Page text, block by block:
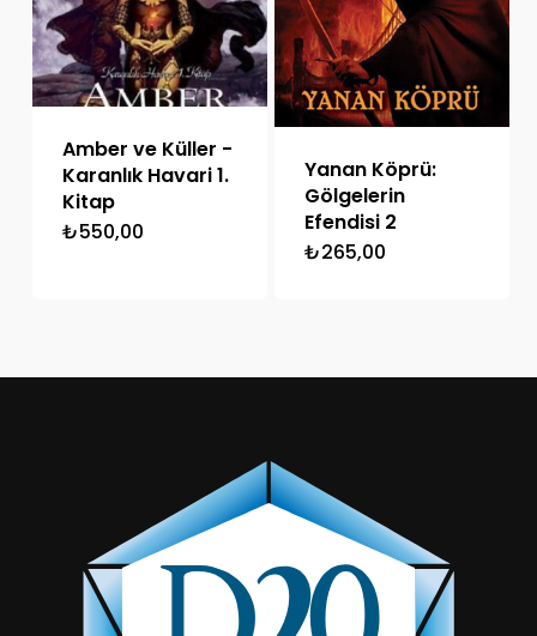
Amber ve Küller -
Karanlık Havari 1.
Kitap
₺550,00
Yanan Köprü:
Gölgelerin
Efendisi 2
₺265,00